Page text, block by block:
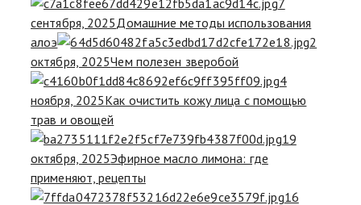
сентября, 2025 Домашние методы использования
алоэ
2
октября, 2025Чем полезен зверобой
4
ноября, 2025Как очистить кожу лица с помощью
трав и овощей
19
октября, 2025Эфирное масло лимона: где
применяют, рецепты
16